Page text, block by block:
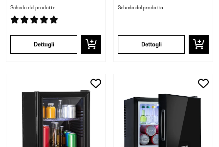
Scheda del prodotto
Dettagli
Scheda del prodotto
Dettagli